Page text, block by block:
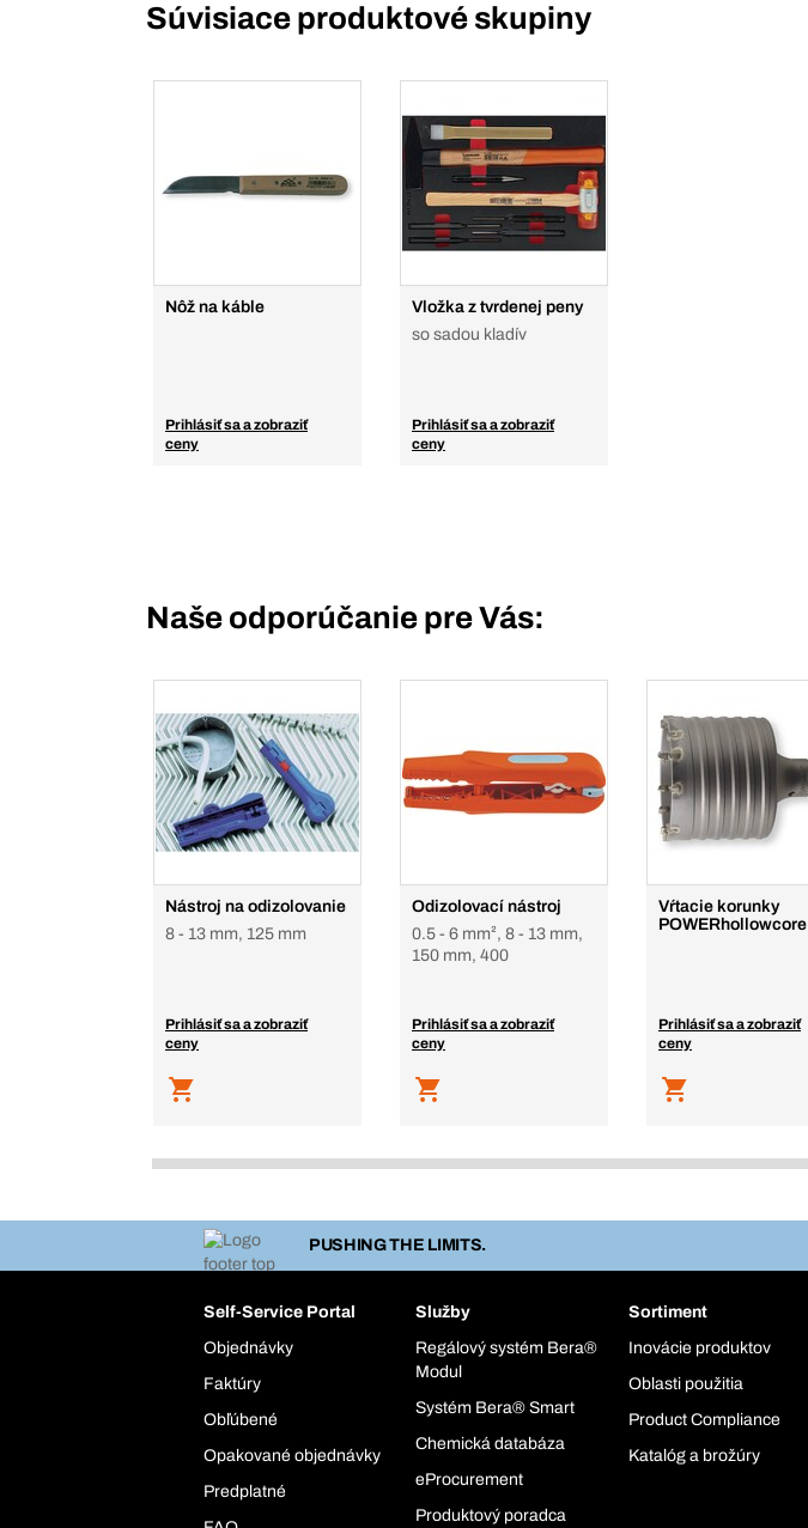
Súvisiace produktové skupiny
Nôž na káble
Prihlásiť sa a zobraziť
ceny
Vložka z tvrdenej peny
so sadou kladív
Prihlásiť sa a zobraziť
ceny
Naše odporúčanie pre Vás:
Nástroj na odizolovanie
8 - 13 mm, 125 mm
Prihlásiť sa a zobraziť
ceny
Odizolovací nástroj
0.5 - 6 mm², 8 - 13 mm,
150 mm, 400
Prihlásiť sa a zobraziť
ceny
Vŕtacie korunky
POWERhollowcore
Prihlásiť sa a zobraziť
ceny
PUSHING THE LIMITS.
Self-Service Portal
Objednávky
Faktúry
Obľúbené
Opakované objednávky
Predplatné
Služby
Regálový systém Bera®
Modul
Systém Bera® Smart
Chemická databáza
eProcurement
Produktový poradca
Sortiment
Inovácie produktov
Oblasti použitia
Product Compliance
Katalóg a brožúry